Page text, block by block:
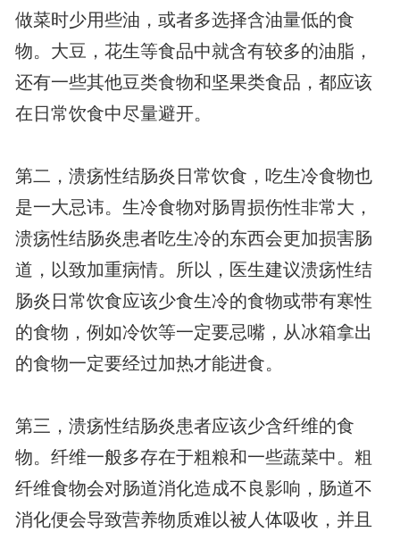
做菜时少用些油，或者多选择含油量低的食
物。大豆，花生等食品中就含有较多的油脂，
还有一些其他豆类食物和坚果类食品，都应该
在日常饮食中尽量避开。
第二，溃疡性结肠炎日常饮食，吃生冷食物也
是一大忌讳。生冷食物对肠胃损伤性非常大，
溃疡性结肠炎患者吃生冷的东西会更加损害肠
道，以致加重病情。所以，医生建议溃疡性结
肠炎日常饮食应该少食生冷的食物或带有寒性
的食物，例如冷饮等一定要忌嘴，从冰箱拿出
的食物一定要经过加热才能进食。
第三，溃疡性结肠炎患者应该少含纤维的食
物。纤维一般多存在于粗粮和一些蔬菜中。粗
纤维食物会对肠道消化造成不良影响，肠道不
消化便会导致营养物质难以被人体吸收，并且